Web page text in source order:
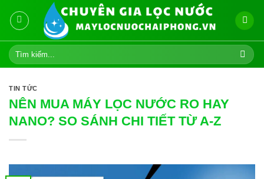
Tìm
kiếm:
TIN TỨC
NÊN MUA MÁY LỌC NƯỚC RO HAY
NANO? SO SÁNH CHI TIẾT TỪ A-Z